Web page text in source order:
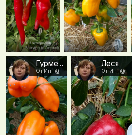
0 0
Гурме f1
От Инн@
Леся
От Инн@